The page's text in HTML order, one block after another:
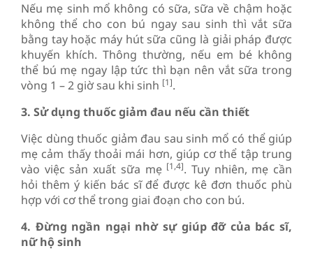
Nếu mẹ sinh mổ không có sữa, sữa về chậm hoặc
không thể cho con bú ngay sau sinh thì vắt sữa
bằng tay hoặc máy hút sữa cũng là giải pháp được
khuyến khích. Thông thường, nếu em bé không
thể bú mẹ ngay lập tức thì bạn nên vắt sữa trong
vòng 1 – 2 giờ sau khi sinh [1].
3. Sử dụng thuốc giảm đau nếu cần thiết
Việc dùng thuốc giảm đau sau sinh mổ có thể giúp
mẹ cảm thấy thoải mái hơn, giúp cơ thể tập trung
vào việc sản xuất sữa mẹ [1,4]. Tuy nhiên, mẹ cần
hỏi thêm ý kiến bác sĩ để được kê đơn thuốc phù
hợp với cơ thể trong giai đoạn cho con bú.
4. Đừng ngần ngại nhờ sự giúp đỡ của bác sĩ,
nữ hộ sinh